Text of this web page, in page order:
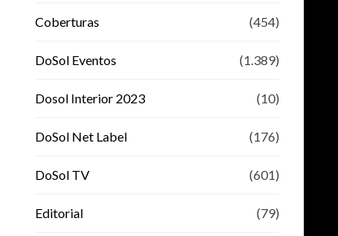
Coberturas (454)
DoSol Eventos (1.389)
Dosol Interior 2023 (10)
DoSol Net Label (176)
DoSol TV (601)
Editorial (79)